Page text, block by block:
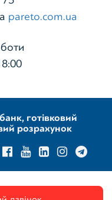
pareto.com.ua
готівковий
розрахунок